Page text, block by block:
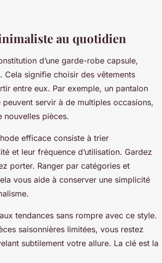
au quotidien
d’une garde-robe capsule,
Cela signifie choisir des vêtements
entre eux. Par exemple, un pantalon
servir à de multiples occasions,
nouvelles pièces.
efficace consiste à trier
et leur fréquence d’utilisation. Gardez
porter. Ranger par catégories et
vous aide à conserver une simplicité
tendances sans rompre avec ce style.
saisonnières limitées, vous restez
subtilement votre allure. La clé est la